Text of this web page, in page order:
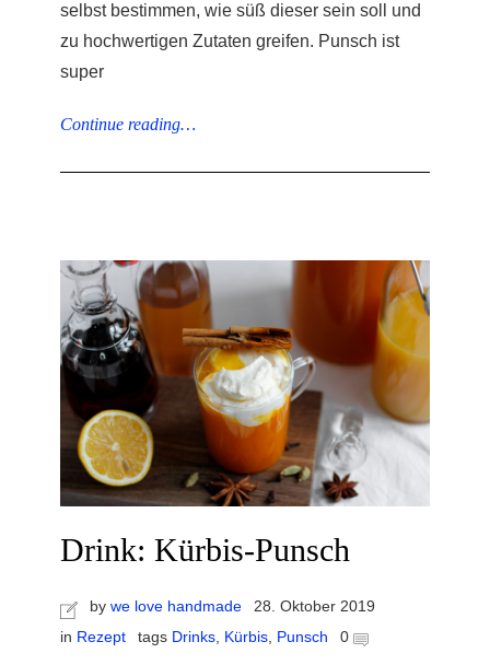
selbst bestimmen, wie süß dieser sein soll und
zu hochwertigen Zutaten greifen. Punsch ist
super
Continue reading…
Drink: Kürbis-Punsch
by we love handmade
28. Oktober 2019
in Rezept tags Drinks, Kürbis, Punsch 0